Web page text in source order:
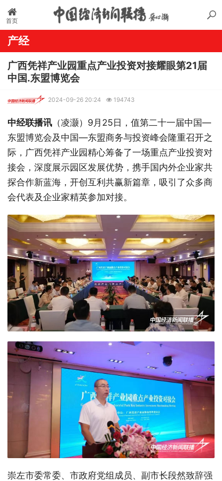
首页
产经
广西凭祥产业园重点产业投资对接耀眼第21届
中国.东盟博览会
2024-09-26 20:24 194743
中经联播讯 （凌灏）9月25日，值第二十一届中国—
东盟博览会及中国—东盟商务与投资峰会隆重召开之
际，广西凭祥产业园精心筹备了一场重点产业投资对
接会，深度展示园区发展优势，携手国内外企业家共
探合作新蓝海，开创互利共赢新篇章，吸引了众多商
会代表及企业家精英参加对接。
崇左市委常委、市政府党组成员、副市长段然致辞强